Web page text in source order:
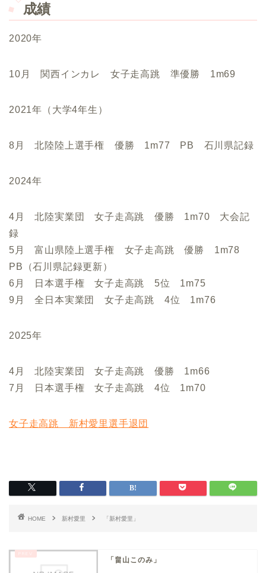
成績
2020年
10月 関西インカレ 女子走高跳 準優勝 1m69
2021年（大学4年生）
8月 北陸陸上選手権 優勝 1m77 PB 石川県記録
2024年
4月 北陸実業団 女子走高跳 優勝 1m70 大会記
録
5月 富山県陸上選手権 女子走高跳 優勝 1m78
PB（石川県記録更新）
6月 日本選手権 女子走高跳 5位 1m75
9月 全日本実業団 女子走高跳 4位 1m76
2025年
4月 北陸実業団 女子走高跳 優勝 1m66
7月 日本選手権 女子走高跳 4位 1m70
女子走高跳 新村愛里選手退団
HOME 新村愛里 「新村愛里」
「畠山このみ」